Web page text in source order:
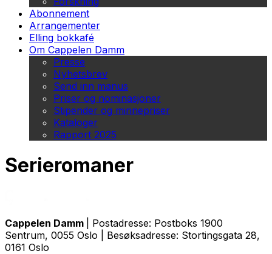
Abonnement
Arrangementer
Elling bokkafé
Om Cappelen Damm
Presse
Nyhetsbrev
Send inn manus
Priser og nominasjoner
Stipender og minnepriser
Kataloger
Rapport 2025
Serieromaner
Cappelen Damm
| Postadresse: Postboks 1900
Sentrum, 0055 Oslo | Besøksadresse: Stortingsgata 28,
0161 Oslo